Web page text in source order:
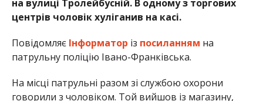
на вулиці Тролейбусній. В одному з торгових
центрів чоловік хуліганив на касі.
Повідомляє Інформатор із посиланням на
патрульну поліцію Івано-Франківська.
На місці патрульні разом зі службою охорони
говорили з чоловіком. Той вийшов із магазину,